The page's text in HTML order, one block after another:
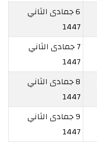
6 جمادى الثاني
1447
7 جمادى الثاني
1447
8 جمادى الثاني
1447
9 جمادى الثاني
1447